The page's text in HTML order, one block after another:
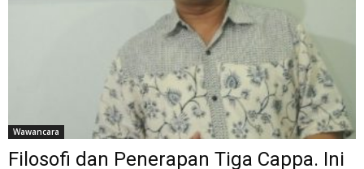
Wawancara
Filosofi dan Penerapan Tiga Cappa. Ini